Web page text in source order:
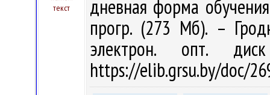
текст
дневная форма
прогр. (273 Мб). –
электрон. опт.
https://elib.grsu.by/doc/